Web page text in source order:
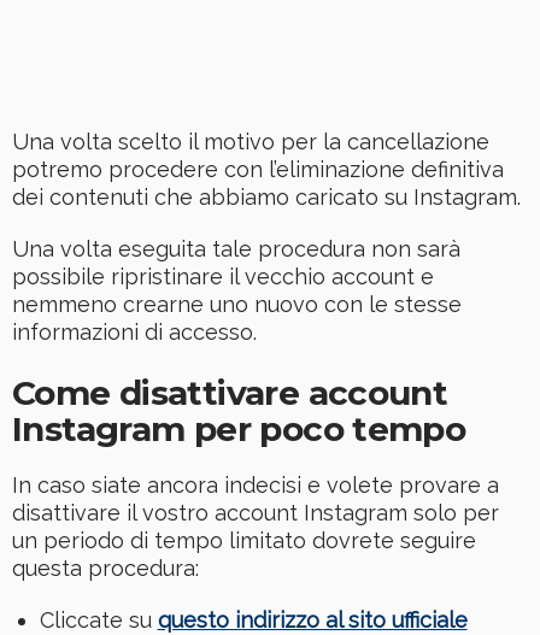
Una volta scelto il motivo per la cancellazione
potremo procedere con l’eliminazione definitiva
dei contenuti che abbiamo caricato su Instagram.
Una volta eseguita tale procedura non sarà
possibile ripristinare il vecchio account e
nemmeno crearne uno nuovo con le stesse
informazioni di accesso.
Come disattivare account
Instagram per poco tempo
In caso siate ancora indecisi e volete provare a
disattivare il vostro account Instagram solo per
un periodo di tempo limitato dovrete seguire
questa procedura:
Cliccate su questo indirizzo al sito ufficiale